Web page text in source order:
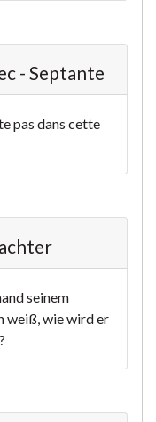
- Septante
pas dans cette
seinem
weiß, wie wird er